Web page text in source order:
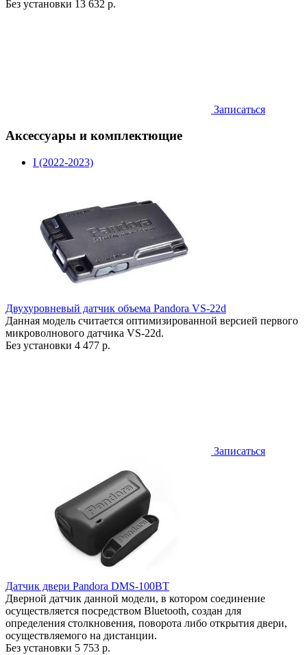
Без установки 13 632 р.
Записаться
Аксессуары и комплектющие
I (2022-2023)
Двухуровневый датчик объема Pandora VS-22d
Данная модель считается оптимизированной версией первого
микроволнового датчика VS-22d.
Без установки 4 477 р.
Записаться
Датчик двери Pandora DMS-100BT
Дверной датчик данной модели, в котором соединение
осуществляется посредством Bluetooth, создан для
определения столкновения, поворота либо открытия двери,
осуществляемого на дистанции.
Без установки 5 753 р.